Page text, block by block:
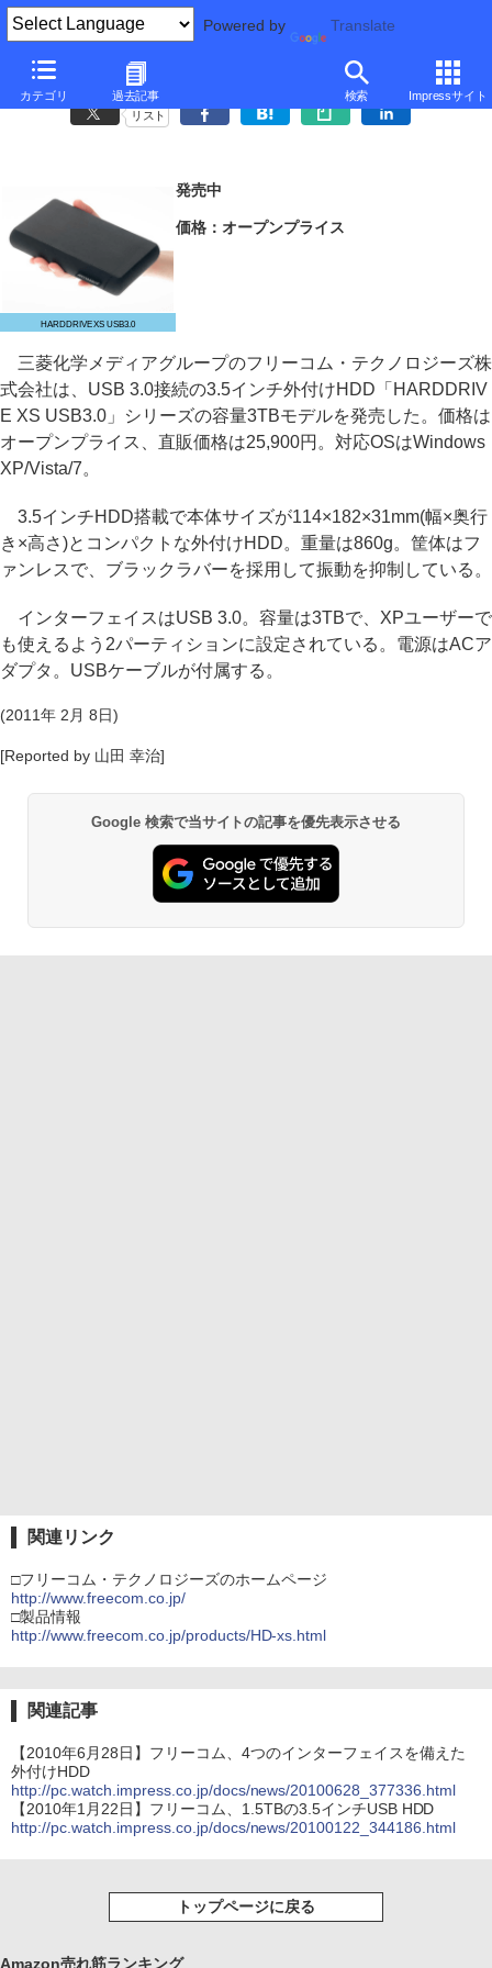
Powered by Translate
カテゴリ 過去記事 検索 Impressサイト
フリーコム、コンパクト筐体のUSB 3.0外付け3TB HDD
リスト
HARDDRIVE XS USB3.0
発売中
価格：オープンプライス
三菱化学メディアグループのフリーコム・テクノロジーズ株
式会社は、USB 3.0接続の3.5インチ外付けHDD「HARDDRIV
E XS USB3.0」シリーズの容量3TBモデルを発売した。価格は
オープンプライス、直販価格は25,900円。対応OSはWindows
XP/Vista/7。
3.5インチHDD搭載で本体サイズが114×182×31mm(幅×奥行
き×高さ)とコンパクトな外付けHDD。重量は860g。筐体はフ
ァンレスで、ブラックラバーを採用して振動を抑制している。
インターフェイスはUSB 3.0。容量は3TBで、XPユーザーで
も使えるよう2パーティションに設定されている。電源はACア
ダプタ。USBケーブルが付属する。
(2011年 2月 8日)
[Reported by 山田 幸治]
Google 検索で当サイトの記事を優先表示させる
関連リンク
□フリーコム・テクノロジーズのホームページ
http://www.freecom.co.jp/
□製品情報
http://www.freecom.co.jp/products/HD-xs.html
関連記事
【2010年6月28日】フリーコム、4つのインターフェイスを備えた
外付けHDD
http://pc.watch.impress.co.jp/docs/news/20100628_377336.html
【2010年1月22日】フリーコム、1.5TBの3.5インチUSB HDD
http://pc.watch.impress.co.jp/docs/news/20100122_344186.html
トップページに戻る
Amazon売れ筋ランキング